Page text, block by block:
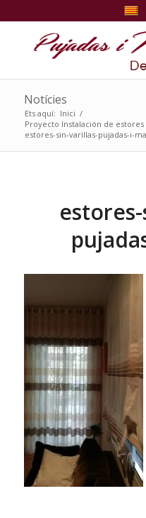
Notícies
Ets aquí: Inici /
Proyecto Instalación de
estores-sin-varillas-pujadas-i-